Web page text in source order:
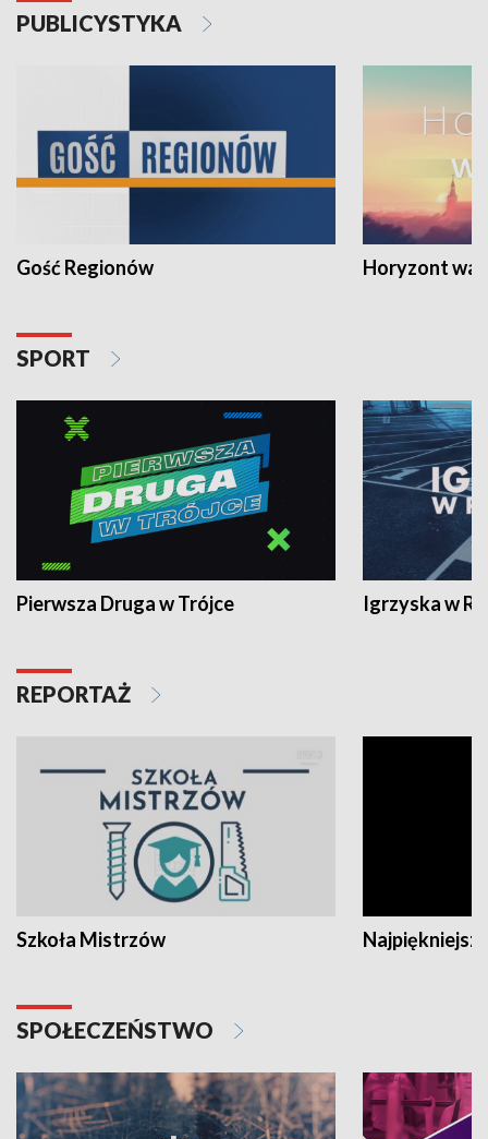
PUBLICYSTYKA
Gość Regionów Horyzont
SPORT
Pierwsza Druga w Trójce Igrzyska w
REPORTAŻ
Szkoła Mistrzów
SPOŁECZEŃSTWO